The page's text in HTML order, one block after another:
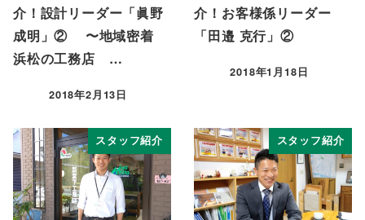
介！設計リーダー「眞野
成明」② 〜地域密着
浜松の工務店 …
投稿日
2018年2月13日
介！お客様係リーダー
「田邉 克行」②
投稿日
2018年1月18日
スタッフ紹介 スタッフ紹介